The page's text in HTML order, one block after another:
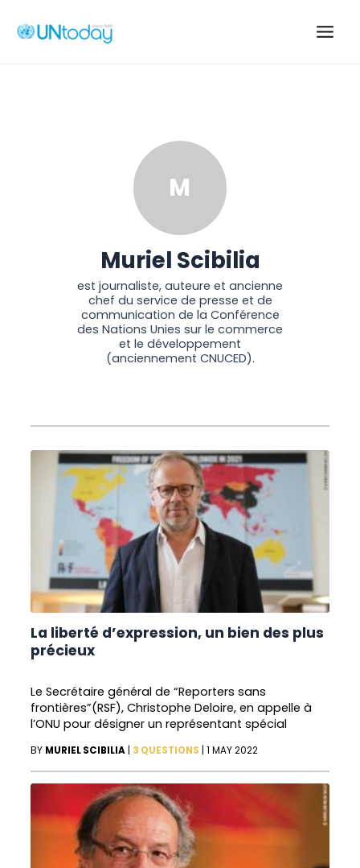
Main
M
Muriel Scibilia
est journaliste, auteure et ancienne
chef du service de presse et de
communication de la Conférence
des Nations Unies sur le commerce
et le développement
(anciennement CNUCED).
La liberté d’expression, un bien des plus
précieux
Le Secrétaire général de “Reporters sans
frontières”(RSF), Christophe Deloire, en appelle à
l’ONU pour désigner un représentant spécial
BY MURIEL SCIBILIA 3 QUESTIONS |1 MAY 2022